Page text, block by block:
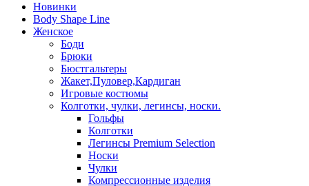
Новинки
Body Shape Line
Женское
Боди
Брюки
Бюстгальтеры
Жакет,Пуловер,Кардиган
Игровые костюмы
Колготки, чулки, легинсы, носки.
Гольфы
Колготки
Легинсы Premium Selection
Носки
Чулки
Компрессионные изделия